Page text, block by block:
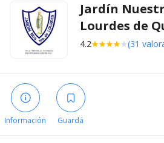
Jardín
Lourdes de
4.2 (31
Información Guardá